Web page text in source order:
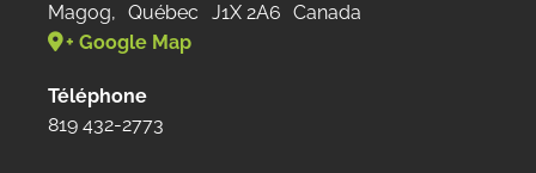
Magog, Québec J1X 2A6 Canada
+ Google Map
Téléphone
819 432-2773